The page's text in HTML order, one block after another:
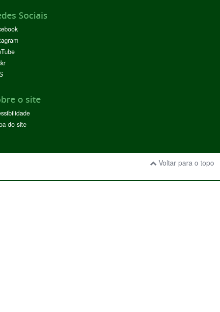
Sociais
o site
do site
Voltar para o topo